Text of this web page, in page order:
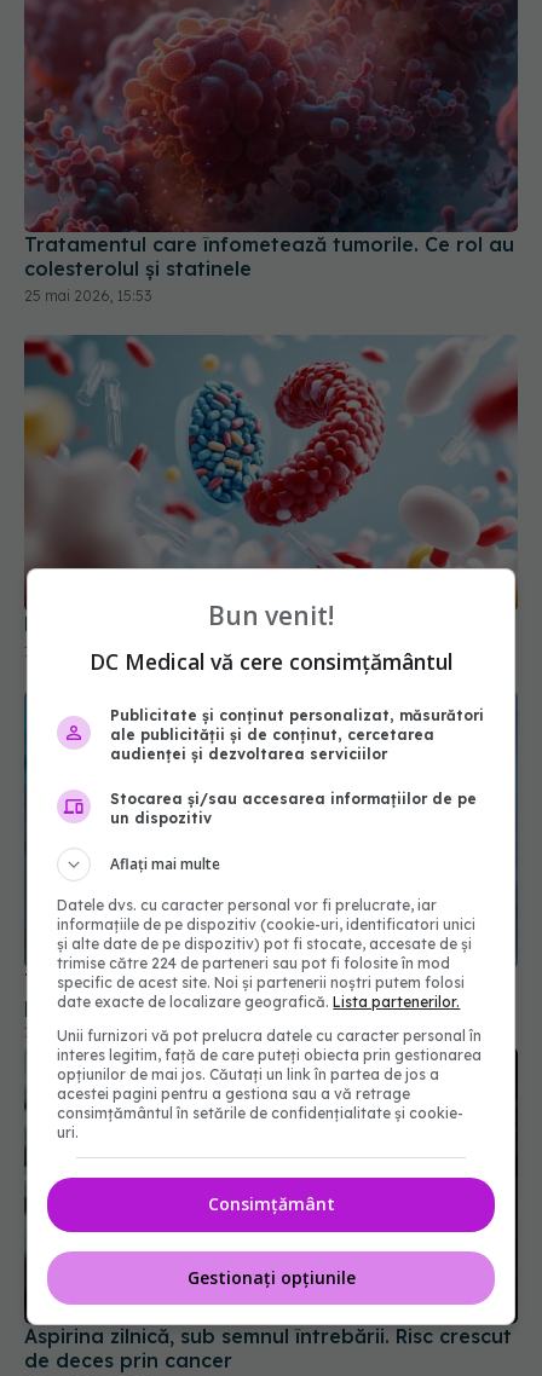
Tratamentul care înfometează tumorile. Ce rol au
colesterolul și statinele
25 mai 2026, 15:53
Metformin, impact asupra pacienților cu cancer
15 apr 2026, 12:45
Teizeild, primul tratament care încetinește
progresia diabetului de tip 1 în UE
12 ian 2026, 19:57
Aspirina zilnică, sub semnul întrebării. Risc crescut
de deces prin cancer
Bun venit!
DC Medical vă cere consimțământul
Publicitate și conținut personalizat, măsurători
ale publicității și de conținut, cercetarea
audienței și dezvoltarea serviciilor
Stocarea și/sau accesarea informațiilor de pe
un dispozitiv
Aflați mai multe
Datele dvs. cu caracter personal vor fi prelucrate, iar
informațiile de pe dispozitiv (cookie-uri, identificatori unici
și alte date de pe dispozitiv) pot fi stocate, accesate de și
trimise către 224 de parteneri sau pot fi folosite în mod
specific de acest site. Noi și partenerii noștri putem folosi
date exacte de localizare geografică.Lista partenerilor.
Unii furnizori vă pot prelucra datele cu caracter personal în
interes legitim, față de care puteți obiecta prin gestionarea
opțiunilor de mai jos. Căutați un link în partea de jos a
acestei pagini pentru a gestiona sau a vă retrage
consimțământul în setările de confidențialitate și cookie-
uri.
Consimțământ
Gestionați opțiunile